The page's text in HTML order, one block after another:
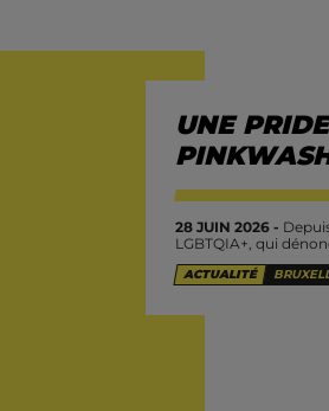
UNE
28 JUIN 2026 -
LGBTQIA+, qui
ACTUALITÉ